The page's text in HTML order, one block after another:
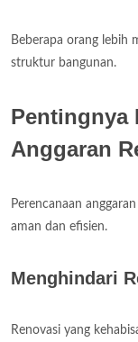
Beberapa orang lebih
struktur bangunan.
Pentingnya
Anggaran
Perencanaan
aman dan efisien.
Menghindari
Renovasi yang